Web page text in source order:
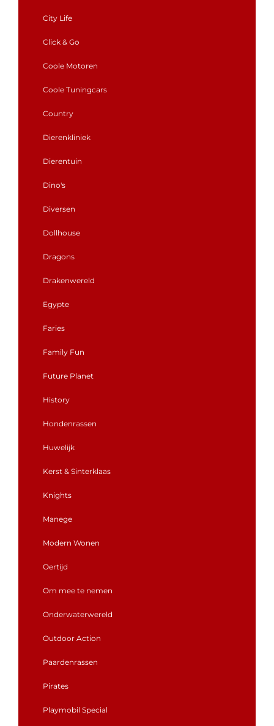
City Life
Click & Go
Coole Motoren
Coole Tuningcars
Country
Dierenkliniek
Dierentuin
Dino's
Diversen
Dollhouse
Dragons
Drakenwereld
Egypte
Faries
Family Fun
Future Planet
History
Hondenrassen
Huwelijk
Kerst & Sinterklaas
Knights
Manege
Modern Wonen
Oertijd
Om mee te nemen
Onderwaterwereld
Outdoor Action
Paardenrassen
Pirates
Playmobil Special